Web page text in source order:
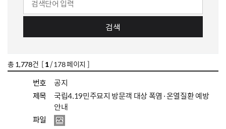
검색
총 1,778건 [1/ 178 페이지 ]
번호
공지
제목
국립4.19민주묘지 방문객 대상 폭염·온열질환 예방
안내
파일